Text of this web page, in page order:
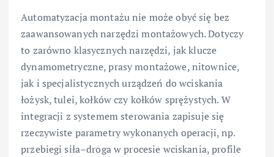
Automatyzacja montażu nie może obyć się bez
zaawansowanych narzędzi montażowych. Dotyczy
to zarówno klasycznych narzędzi, jak klucze
dynamometryczne, prasy montażowe, nitownice,
jak i specjalistycznych urządzeń do wciskania
łożysk, tulei, kołków czy kołków sprężystych. W
integracji z systemem sterowania zapisuje się
rzeczywiste parametry wykonanych operacji, np.
przebiegi siła–droga w procesie wciskania, profile